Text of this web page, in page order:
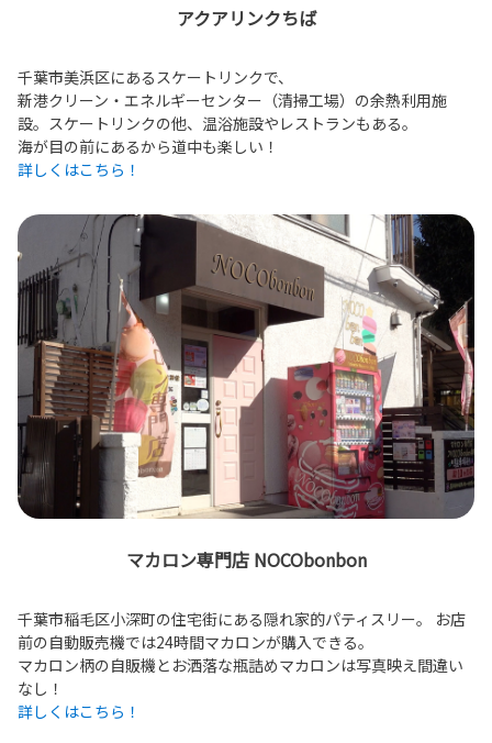
アクアリンクちば
千葉市美浜区にあるスケートリンクで、
新港クリーン・エネルギーセンター（清掃工場）の余熱利用施
設。スケートリンクの他、温浴施設やレストランもある。
海が目の前にあるから道中も楽しい！
詳しくはこちら！
マカロン専門店 NOCObonbon
千葉市稲毛区小深町の住宅街にある隠れ家的パティスリー。 お店
前の自動販売機では24時間マカロンが購入できる。
マカロン柄の自販機とお洒落な瓶詰めマカロンは写真映え間違い
なし！
詳しくはこちら！